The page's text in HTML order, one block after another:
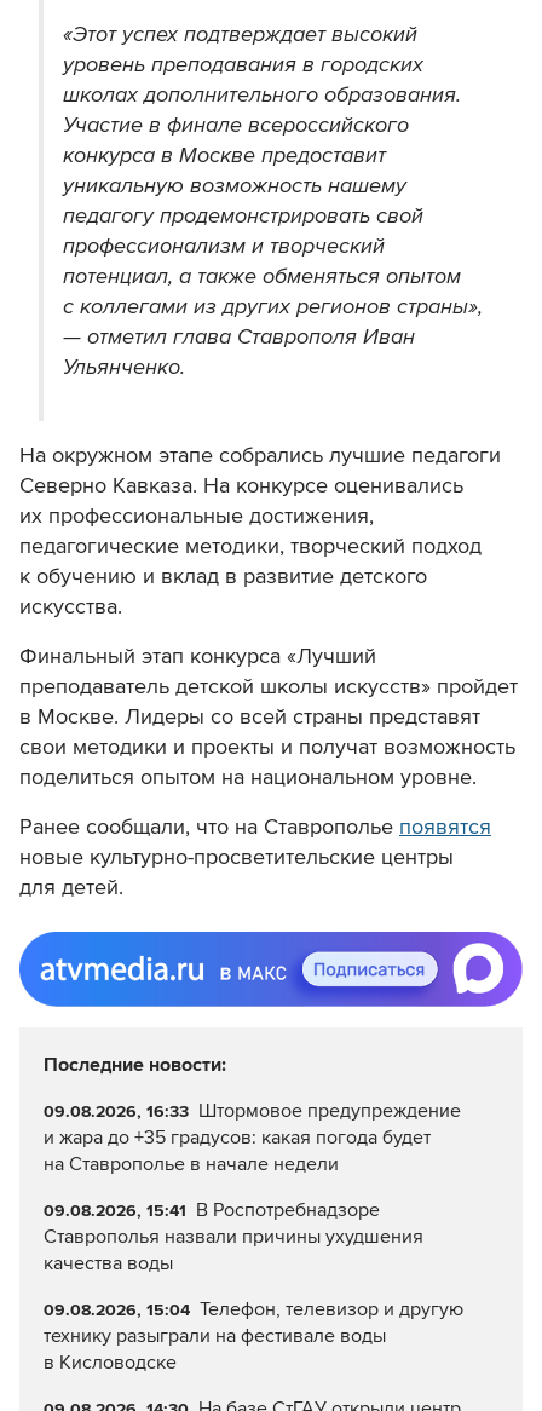
«Этот успех подтверждает высокий
уровень преподавания в городских
школах дополнительного образования.
Участие в финале всероссийского
конкурса в Москве предоставит
уникальную возможность нашему
педагогу продемонстрировать свой
профессионализм и творческий
потенциал, а также обменяться опытом
с коллегами из других регионов страны»,
— отметил глава Ставрополя Иван
Ульянченко.
На окружном этапе собрались лучшие педагоги
Северно Кавказа. На конкурсе оценивались
их профессиональные достижения,
педагогические методики, творческий подход
к обучению и вклад в развитие детского
искусства.
Финальный этап конкурса «Лучший
преподаватель детской школы искусств» пройдет
в Москве. Лидеры со всей страны представят
свои методики и проекты и получат возможность
поделиться опытом на национальном уровне.
Ранее сообщали, что на Ставрополье появятся
новые культурно-просветительские центры
для детей.
Последние новости:
09.08.2026, 16:33 Штормовое предупреждение
и жара до +35 градусов: какая погода будет
на Ставрополье в начале недели
09.08.2026, 15:41 В Роспотребнадзоре
Ставрополья назвали причины ухудшения
качества воды
09.08.2026, 15:04 Телефон, телевизор и другую
технику разыграли на фестивале воды
в Кисловодске